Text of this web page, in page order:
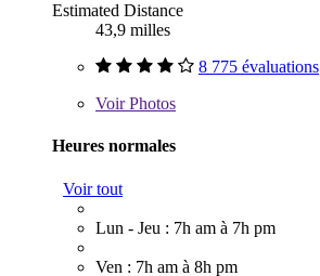
Estimated Distance
43,9 milles
8 775 évaluations
VoirPhotos
Heures normales
Voir tout
Lun - Jeu : 7h am à 7h pm
Ven : 7h am à 8h pm